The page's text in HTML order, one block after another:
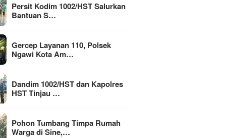
Persit Kodim 1002/HST Salurkan
Bantuan S…
Gercep Layanan 110, Polsek
Ngawi Kota Am…
Dandim 1002/HST dan Kapolres
HST Tinjau …
Pohon Tumbang Timpa Rumah
Warga di Sine,…